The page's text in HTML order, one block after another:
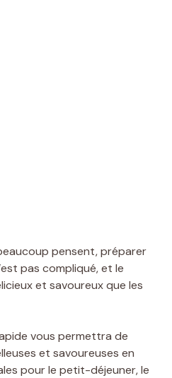
pensent, préparer
pas compliqué, et le
et savoureux que les
vous permettra de
et savoureuses en
pour le petit-déjeuner, le